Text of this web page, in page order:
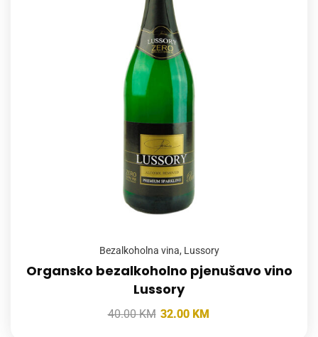
Bezalkoholna vina, Lussory
Organsko bezalkoholno pjenušavo vino
Lussory
40.00KM 32.00 KM